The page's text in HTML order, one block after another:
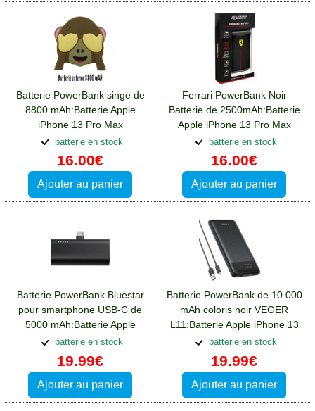
Batterie PowerBank singe de
8800 mAh:Batterie Apple
iPhone 13 Pro Max
batterie en stock
16.00€
Ajouter au panier
Ferrari PowerBank Noir
Batterie de 2500mAh:Batterie
Apple iPhone 13 Pro Max
batterie en stock
16.00€
Ajouter au panier
Batterie PowerBank Bluestar
pour smartphone USB-C de
5000 mAh:Batterie Apple
iPhone 13 Pro Max
batterie en stock
19.99€
Ajouter au panier
Batterie PowerBank de 10.000
mAh coloris noir VEGER
L11:Batterie Apple iPhone 13
Pro Max
batterie en stock
19.99€
Ajouter au panier